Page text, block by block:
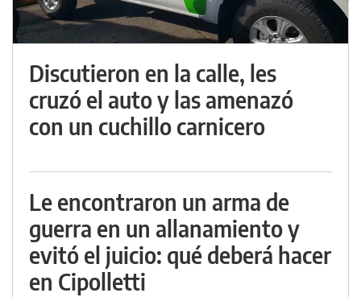
Discutieron en la calle, les
cruzó el auto y las amenazó
con un cuchillo carnicero
Le encontraron un arma de
guerra en un allanamiento y
evitó el juicio: qué deberá hacer
en Cipolletti